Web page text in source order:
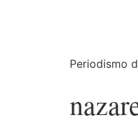
Periodismo